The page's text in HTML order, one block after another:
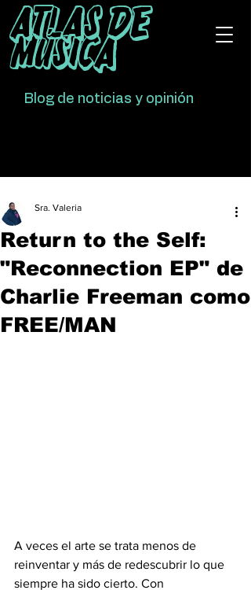
Atlas De
Música
Blog de noticias y opinión
Return to the Self:
"Reconnection EP" de
Charlie Freeman como
FREE/MAN
Sra. Valeria
A veces el arte se trata menos de
reinventar y más de redescubrir lo que
siempre ha sido cierto. Con